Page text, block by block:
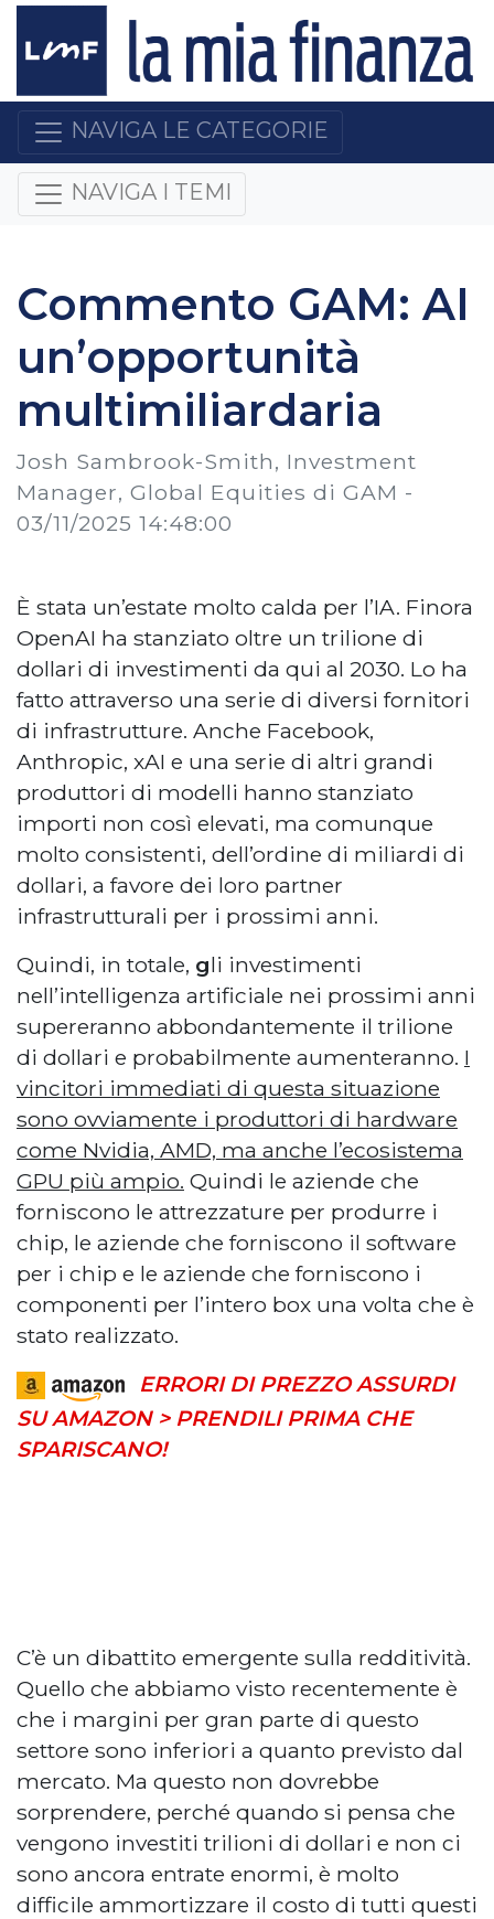
NAVIGA LE CATEGORIE
NAVIGA I TEMI
Commento GAM: AI
un’opportunità
multimiliardaria
Josh Sambrook-Smith, Investment
Manager, Global Equities di GAM -
03/11/2025 14:48:00
È stata un’estate molto calda per l’IA. Finora
OpenAI ha stanziato oltre un trilione di
dollari di investimenti da qui al 2030. Lo ha
fatto attraverso una serie di diversi fornitori
di infrastrutture. Anche Facebook,
Anthropic, xAI e una serie di altri grandi
produttori di modelli hanno stanziato
importi non così elevati, ma comunque
molto consistenti, dell’ordine di miliardi di
dollari, a favore dei loro partner
infrastrutturali per i prossimi anni.
Quindi, in totale, gli investimenti
nell’intelligenza artificiale nei prossimi anni
supereranno abbondantemente il trilione
di dollari e probabilmente aumenteranno. I
vincitori immediati di questa situazione
sono ovviamente i produttori di hardware
come Nvidia, AMD, ma anche l’ecosistema
GPU più ampio. Quindi le aziende che
forniscono le attrezzature per produrre i
chip, le aziende che forniscono il software
per i chip e le aziende che forniscono i
componenti per l’intero box una volta che è
stato realizzato.
ERRORI DI PREZZO ASSURDI
SU AMAZON > PRENDILI PRIMA CHE
SPARISCANO!
C’è un dibattito emergente sulla redditività.
Quello che abbiamo visto recentemente è
che i margini per gran parte di questo
settore sono inferiori a quanto previsto dal
mercato. Ma questo non dovrebbe
sorprendere, perché quando si pensa che
vengono investiti trilioni di dollari e non ci
sono ancora entrate enormi, è molto
difficile ammortizzare il costo di tutti questi